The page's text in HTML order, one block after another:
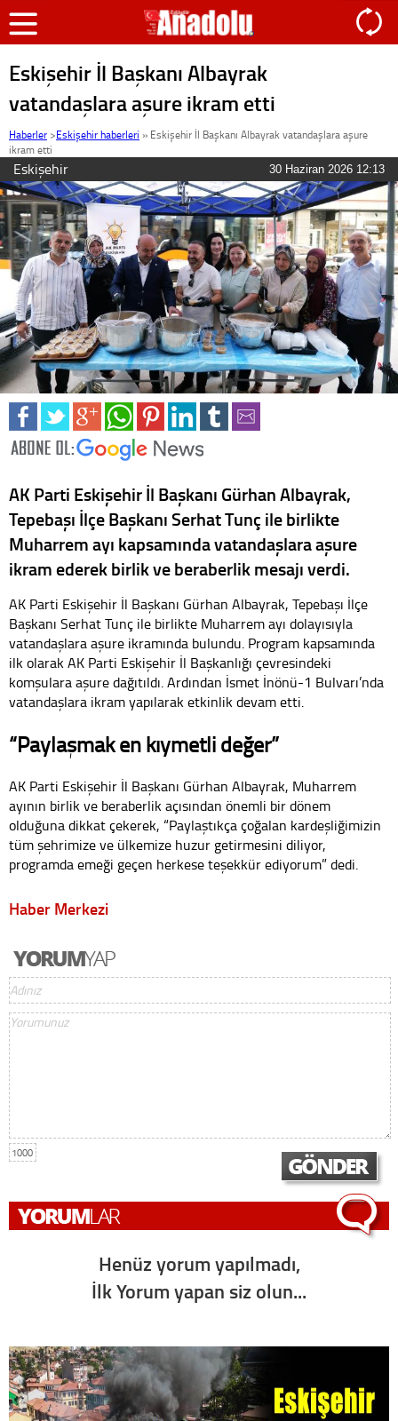
Eskişehir İl Başkanı Albayrak
vatandaşlara aşure ikram etti
Haberler >Eskişehir haberleri » Eskişehir İl Başkanı Albayrak vatandaşlara aşure
ikram etti
Eskişehir 30 Haziran 2026 12:13
AK Parti Eskişehir İl Başkanı Gürhan Albayrak,
Tepebaşı İlçe Başkanı Serhat Tunç ile birlikte
Muharrem ayı kapsamında vatandaşlara aşure
ikram ederek birlik ve beraberlik mesajı verdi.
AK Parti Eskişehir İl Başkanı Gürhan Albayrak, Tepebaşı İlçe
Başkanı Serhat Tunç ile birlikte Muharrem ayı dolayısıyla
vatandaşlara aşure ikramında bulundu. Program kapsamında
ilk olarak AK Parti Eskişehir İl Başkanlığı çevresindeki
komşulara aşure dağıtıldı. Ardından İsmet İnönü-1 Bulvarı’nda
vatandaşlara ikram yapılarak etkinlik devam etti.
“Paylaşmak en kıymetli değer”
AK Parti Eskişehir İl Başkanı Gürhan Albayrak, Muharrem
ayının birlik ve beraberlik açısından önemli bir dönem
olduğuna dikkat çekerek, “Paylaştıkça çoğalan kardeşliğimizin
tüm şehrimize ve ülkemize huzur getirmesini diliyor,
programda emeği geçen herkese teşekkür ediyorum” dedi.
Haber Merkezi
1000
Henüz yorum yapılmadı,
İlk Yorum yapan siz olun...